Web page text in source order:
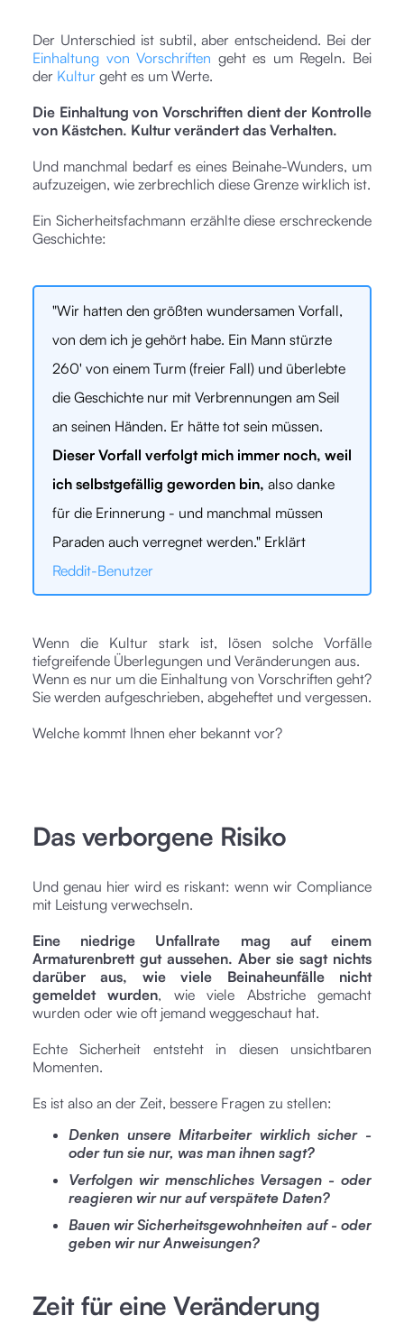
Der Unterschied ist subtil, aber entscheidend. Bei der
Einhaltung von Vorschriften geht es um Regeln. Bei
der Kultur geht es um Werte.
Die Einhaltung von Vorschriften dient der Kontrolle
von Kästchen. Kultur verändert das Verhalten.
Und manchmal bedarf es eines Beinahe-Wunders, um
aufzuzeigen, wie zerbrechlich diese Grenze wirklich ist.
Ein Sicherheitsfachmann erzählte diese erschreckende
Geschichte:
"Wir hatten den größten wundersamen Vorfall,
von dem ich je gehört habe. Ein Mann stürzte
260' von einem Turm (freier Fall) und überlebte
die Geschichte nur mit Verbrennungen am Seil
an seinen Händen. Er hätte tot sein müssen.
Dieser Vorfall verfolgt mich immer noch, weil
ich selbstgefällig geworden bin, also danke
für die Erinnerung - und manchmal müssen
Paraden auch verregnet werden." Erklärt
Reddit-Benutzer
Wenn die Kultur stark ist, lösen solche Vorfälle
tiefgreifende Überlegungen und Veränderungen aus.
Wenn es nur um die Einhaltung von Vorschriften geht?
Sie werden aufgeschrieben, abgeheftet und vergessen.
Welche kommt Ihnen eher bekannt vor?
Das verborgene Risiko
Und genau hier wird es riskant: wenn wir Compliance
mit Leistung verwechseln.
Eine niedrige Unfallrate mag auf einem
Armaturenbrett gut aussehen. Aber sie sagt nichts
darüber aus, wie viele Beinaheunfälle nicht
gemeldet wurden, wie viele Abstriche gemacht
wurden oder wie oft jemand weggeschaut hat.
Echte Sicherheit entsteht in diesen unsichtbaren
Momenten.
Es ist also an der Zeit, bessere Fragen zu stellen:
Denken unsere Mitarbeiter wirklich sicher -
oder tun sie nur, was man ihnen sagt?
Verfolgen wir menschliches Versagen - oder
reagieren wir nur auf verspätete Daten?
Bauen wir Sicherheitsgewohnheiten auf - oder
geben wir nur Anweisungen?
Zeit für eine Veränderung